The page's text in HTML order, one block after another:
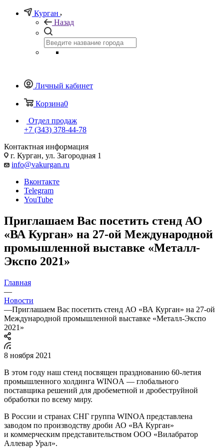
Курган
Назад
Личный кабинет
Корзина0
Отдел продаж
+7 (343) 378-44-78
Контактная информация
г. Курган, ул. Загородная 1
info@vakurgan.ru
Вконтакте
Telegram
YouTube
Приглашаем Вас посетить стенд АО
«ВА Курган» на 27-ой Международной
промышленной выставке «Металл-
Экспо 2021»
Главная
—
Новости
—Приглашаем Вас посетить стенд АО «ВА Курган» на 27-ой
Международной промышленной выставке «Металл-Экспо
2021»
8 ноября 2021
В этом году наш стенд посвящен празднованию 60-летия
промышленного холдинга WINOA — глобального
поставщика решений для дробеметной и дробеструйной
обработки по всему миру.
В России и странах СНГ группа WINOA представлена
заводом по производству дроби АО «ВА Курган»
и коммерческим представительством ООО «Вилабратор
Аллевар Урал».